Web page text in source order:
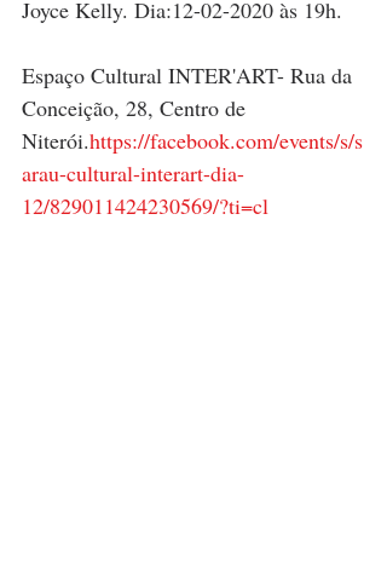
Joyce Kelly. Dia:12-02-2020 às 19h.
Espaço Cultural INTER'ART- Rua da
Conceição, 28, Centro de
Niterói.https://facebook.com/events/s/s
arau-cultural-interart-dia-
12/829011424230569/?ti=cl